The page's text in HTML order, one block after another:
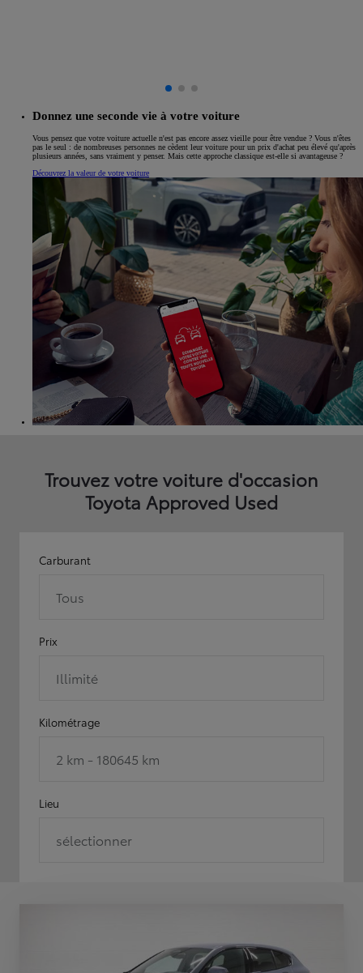
Donnez une seconde vie à votre voiture
Vous pensez que votre voiture actuelle n'est pas encore assez vieille pour être vendue ? Vous n'êtes
pas le seul : de nombreuses personnes ne cèdent leur voiture pour un prix d'achat peu élevé qu'après
plusieurs années, sans vraiment y penser. Mais cette approche classique est-elle si avantageuse ?
Découvrez la valeur de votre voiture
Trouvez votre voiture d'occasion
Toyota Approved Used
Carburant
Tous
Prix
Illimité
Kilométrage
2 km - 180645 km
Lieu
sélectionner